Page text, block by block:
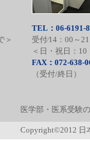
＞
TEL：06-6191-
受付⁄14：00～
＜日・祝日：
FAX：072-638-
（受付/終日）
医学部・医系受験
Copyright©2012 日